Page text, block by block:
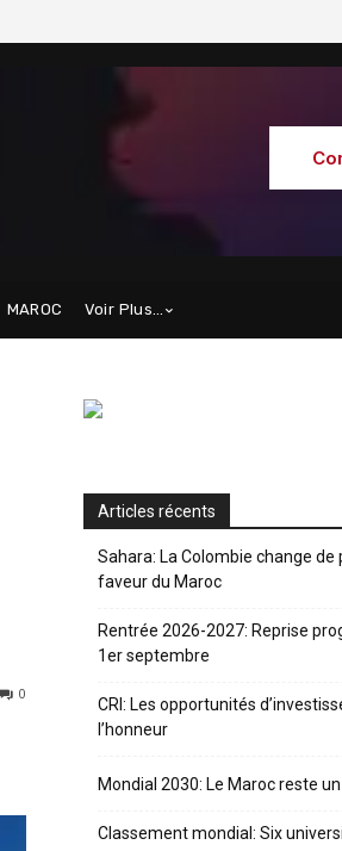
MAROC Voir Plus…
0
Articles récents
Sahara: La Colombie change de
faveur du Maroc
Rentrée 2026-2027: Reprise
1er septembre
CRI: Les opportunités
l’honneur
Mondial 2030: Le Maroc reste
Classement mondial: Six